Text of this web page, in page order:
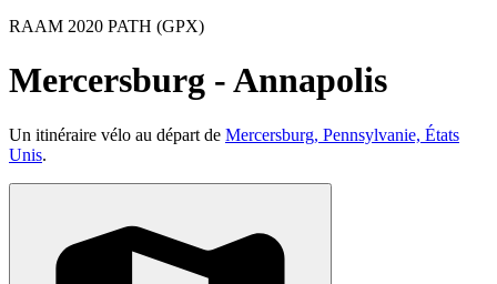
RAAM 2020 PATH (GPX)
Mercersburg - Annapolis
Un itinéraire vélo au départ de Mercersburg, Pennsylvanie, États
Unis.